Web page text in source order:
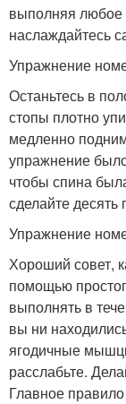
выполняя любое
наслаждайтесь
Упражнение
Останьтесь в
стопы плотно
медленно
упражнение
чтобы спина
сделайте десять
Упражнение
Хороший совет,
помощью
выполнять в
вы ни
ягодичные
расслабьте.
Главное